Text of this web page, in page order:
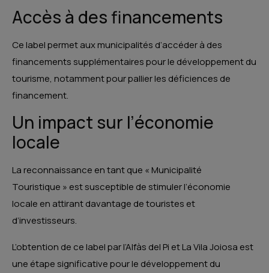
Accès à des financements
Ce label permet aux municipalités d’accéder à des
financements supplémentaires pour le développement du
tourisme, notamment pour pallier les déficiences de
financement.
Un impact sur l’économie
locale
La reconnaissance en tant que « Municipalité
Touristique » est susceptible de stimuler l’économie
locale en attirant davantage de touristes et
d’investisseurs.
L’obtention de ce label par l’Alfàs del Pi et La Vila Joiosa est
une étape significative pour le développement du